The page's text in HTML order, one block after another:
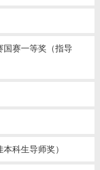
国赛一等奖（指导
科生导师奖）